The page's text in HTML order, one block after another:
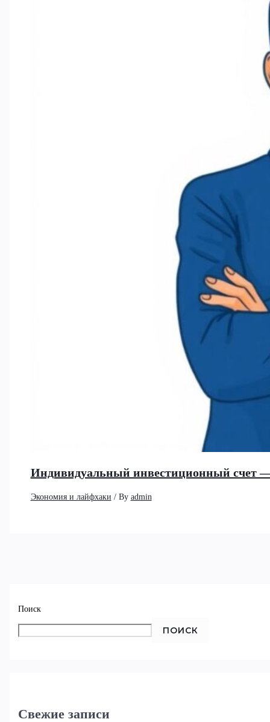
Поиск
ПОИСК
Свежие записи
Индивидуальный инвестиционный счет
Экономия и лайфхаки / By admin